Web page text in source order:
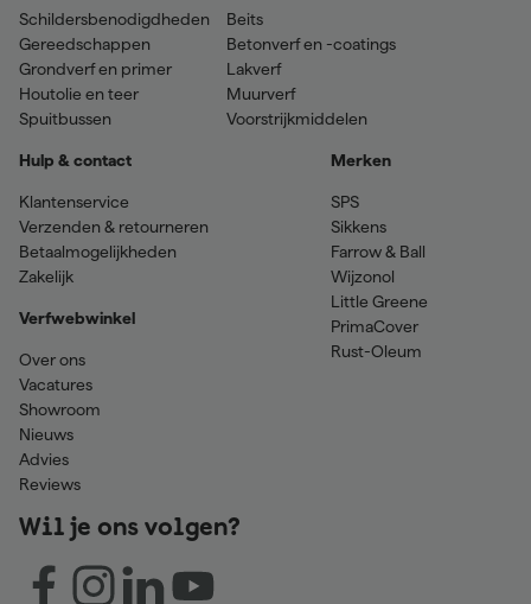
Schildersbenodigdheden
Gereedschappen
Grondverf en primer
Houtolie en teer
Spuitbussen
Beits
Betonverf en -coatings
Lakverf
Muurverf
Voorstrijkmiddelen
Hulp & contact
Klantenservice
Verzenden & retourneren
Betaalmogelijkheden
Zakelijk
Verfwebwinkel
Over ons
Vacatures
Showroom
Nieuws
Advies
Reviews
Merken
SPS
Sikkens
Farrow & Ball
Wijzonol
Little Greene
PrimaCover
Rust-Oleum
Wil je ons volgen?